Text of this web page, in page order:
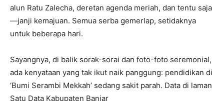
alun Ratu Zalecha, deretan agenda meriah, dan tentu saja
—janji kemajuan. Semua serba gemerlap, setidaknya
untuk beberapa hari.
Sayangnya, di balik sorak-sorai dan foto-foto seremonial,
ada kenyataan yang tak ikut naik panggung: pendidikan di
‘Bumi Serambi Mekkah’ sedang sakit parah. Data di laman
Satu Data Kabupaten Banjar